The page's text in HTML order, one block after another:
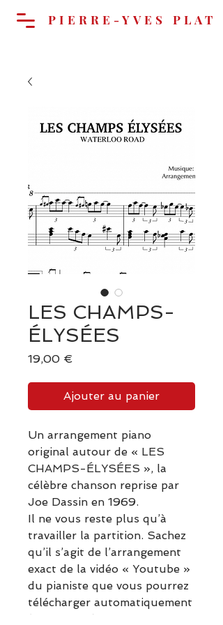
PIERRE-YVES PLAT
LES CHAMPS-
ÉLYSÉES
19,00 €
Ajouter au panier
Un arrangement piano
original autour de « LES
CHAMPS-ÉLYSÉES », la
célèbre chanson reprise par
Joe Dassin en 1969.
Il ne vous reste plus qu’à
travailler la partition. Sachez
qu’il s’agit de l’arrangement
exact de la vidéo « Youtube »
du pianiste que vous pourrez
télécharger automatiquement
(format pdf).